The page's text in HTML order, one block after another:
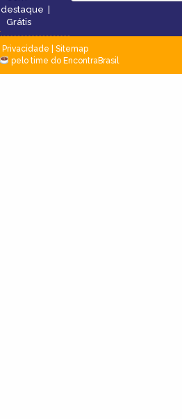
destaque |
Grátis
Privacidade
Sitemap
pelo time do EncontraBrasil